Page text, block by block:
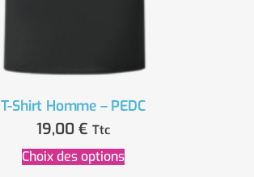
T-Shirt Homme – PEDC
19,00 € Ttc
Choix des options